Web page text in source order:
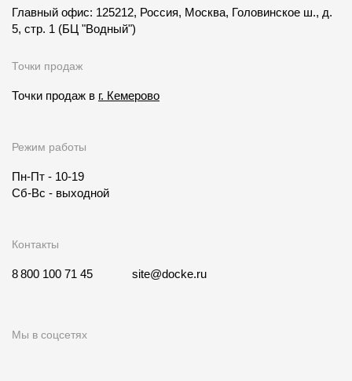
Главный офис: 125212, Россия, Москва, Головинское ш., д.
5, стр. 1 (БЦ "Водный")
Точки продаж
Точки продаж в г. Кемерово
Режим работы
Пн-Пт - 10-19
Сб-Вс - выходной
Контакты
8 800 100 71 45 site@docke.ru
Мы в соцсетях